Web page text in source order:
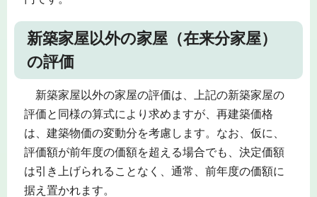
新築家屋以外の家屋（在来分家屋）
の評価
新築家屋以外の家屋の評価は、上記の新築家屋の
評価と同様の算式により求めますが、再建築価格
は、建築物価の変動分を考慮します。なお、仮に、
評価額が前年度の価額を超える場合でも、決定価額
は引き上げられることなく、通常、前年度の価額に
据え置かれます。